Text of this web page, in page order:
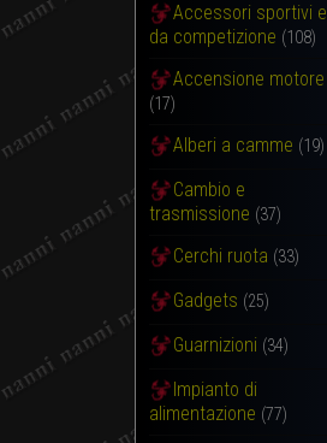
Accessori sportivi e
da competizione (108)
Accensione motore
(17)
Alberi a camme (19)
Cambio e
trasmissione (37)
Cerchi ruota (33)
Gadgets (25)
Guarnizioni (34)
Impianto di
alimentazione (77)